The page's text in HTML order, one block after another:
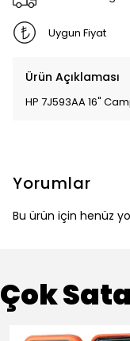
Uygun Fiyat
Ürün Açıklaması
HP 7J593AA 16"
Yorumlar
Bu ürün için henüz
Çok